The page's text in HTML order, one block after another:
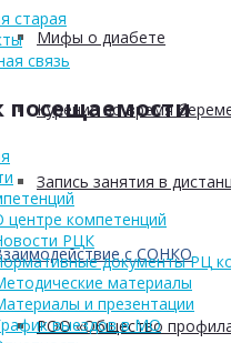
Мифы о диабете
Курение во время
Запись занятия в
с СОНКО
РОО «Общество
старая
связь
посещаемости
центре компетенций
РЦК
документы РЦ
материалы
и презентации
выездов в МО